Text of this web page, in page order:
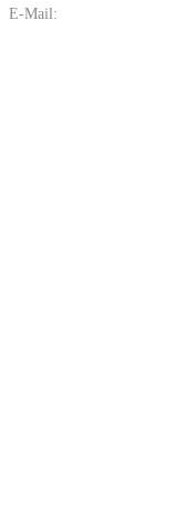
E-Mail: